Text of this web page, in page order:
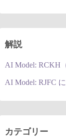
解説
AI Model: RCKH
AI Model: RJFC
カテゴリー